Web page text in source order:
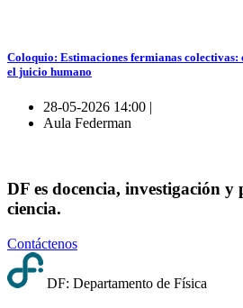
Coloquio: Estimaciones fermianas
el juicio humano
28-05-2026 14:00 |
Aula Federman
DF es docencia, investigación
ciencia.
Contáctenos
DF: Departamento de Física